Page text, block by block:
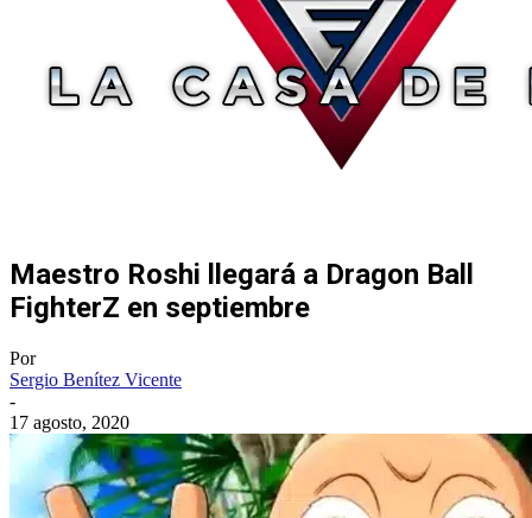
Maestro Roshi llegará a Dragon Ball
FighterZ en septiembre
Por
Sergio Benítez Vicente
-
17 agosto, 2020